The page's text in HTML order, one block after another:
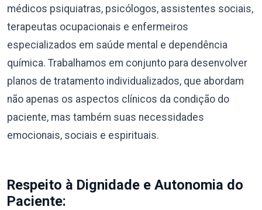
médicos psiquiatras, psicólogos, assistentes sociais,
terapeutas ocupacionais e enfermeiros
especializados em saúde mental e dependência
química. Trabalhamos em conjunto para desenvolver
planos de tratamento individualizados, que abordam
não apenas os aspectos clínicos da condição do
paciente, mas também suas necessidades
emocionais, sociais e espirituais.
Respeito à Dignidade e Autonomia do
Paciente: